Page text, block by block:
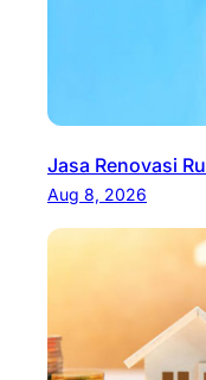
Jasa Renovasi
Aug 8, 2026